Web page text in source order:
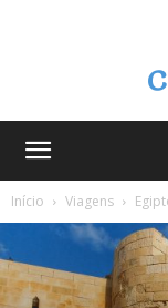
Início
Viagens